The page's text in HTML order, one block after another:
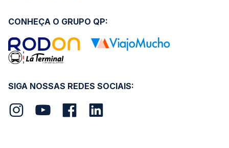
SIGA NOSSAS REDES SOCIAIS:
CONHEÇA O GRUPO QP: